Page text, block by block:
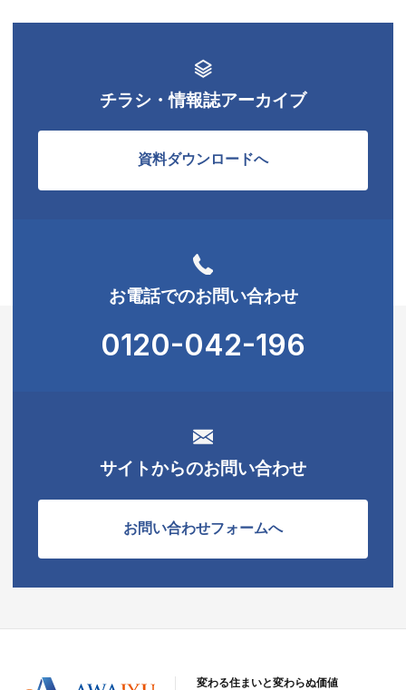
チラシ・情報誌アーカイブ
資料ダウンロードへ
お電話でのお問い合わせ
0120-042-196
サイトからのお問い合わせ
お問い合わせフォームへ
変わる住まいと変わらぬ価値